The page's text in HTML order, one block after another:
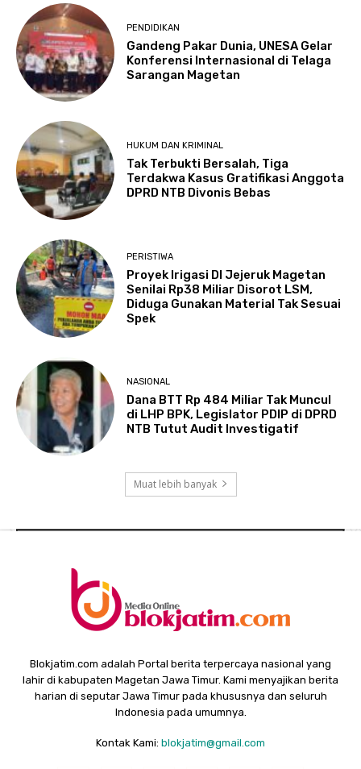
PENDIDIKAN
Gandeng Pakar Dunia, UNESA Gelar
Konferensi Internasional di Telaga
Sarangan Magetan
HUKUM DAN KRIMINAL
Tak Terbukti Bersalah, Tiga
Terdakwa Kasus Gratifikasi Anggota
DPRD NTB Divonis Bebas
PERISTIWA
Proyek Irigasi DI Jejeruk Magetan
Senilai Rp38 Miliar Disorot LSM,
Diduga Gunakan Material Tak Sesuai
Spek
NASIONAL
Dana BTT Rp 484 Miliar Tak Muncul
di LHP BPK, Legislator PDIP di DPRD
NTB Tutut Audit Investigatif
Muat lebih banyak
Blokjatim.com adalah Portal berita terpercaya nasional yang
lahir di kabupaten Magetan Jawa Timur. Kami menyajikan berita
harian di seputar Jawa Timur pada khususnya dan seluruh
Indonesia pada umumnya.
Kontak Kami: blokjatim@gmail.com